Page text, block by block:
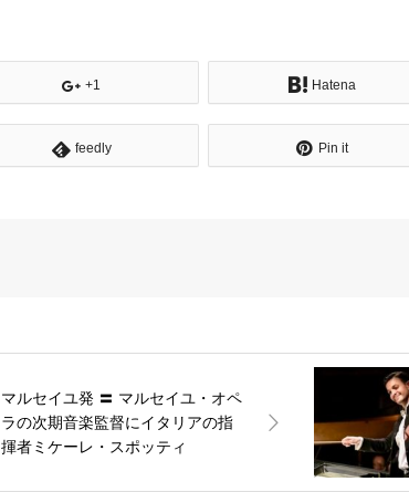
+1 Hatena
feedly Pin it
マルセイユ発 〓 マルセイユ・オペ
ラの次期音楽監督にイタリアの指
揮者ミケーレ・スポッティ